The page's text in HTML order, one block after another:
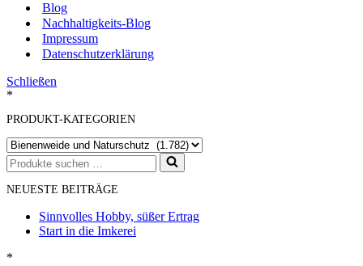
Blog
Nachhaltigkeits-Blog
Impressum
Datenschutzerklärung
Schließen
*
PRODUKT-KATEGORIEN
Suchen
nach …
NEUESTE BEITRÄGE
Sinnvolles Hobby, süßer Ertrag
Start in die Imkerei
*